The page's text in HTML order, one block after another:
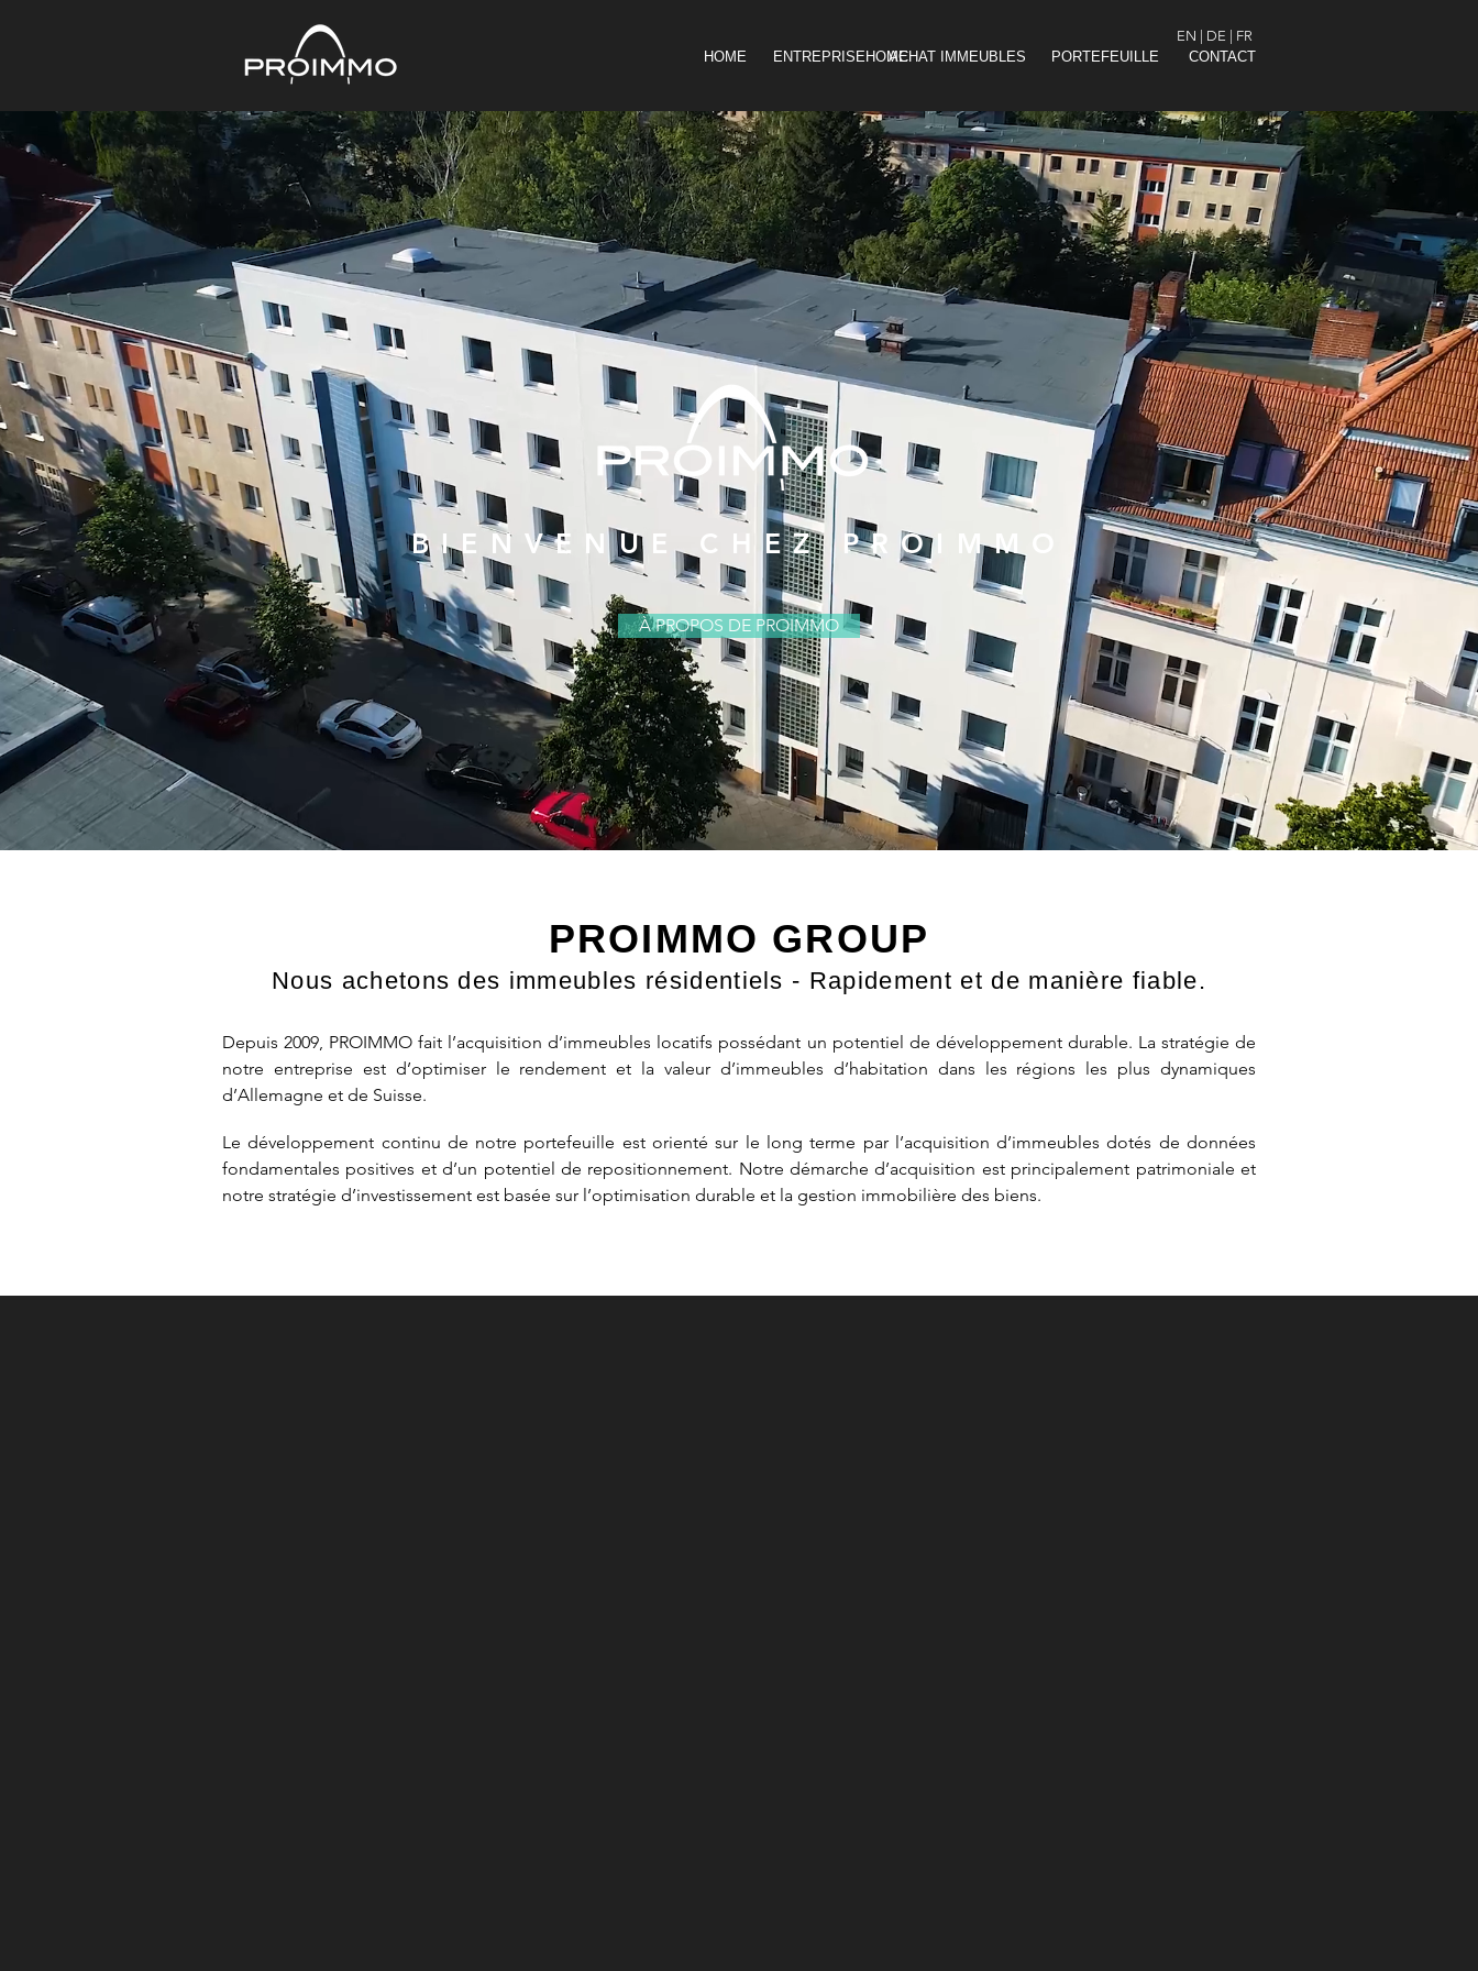
EN DE
FR
HOME
ENTREPRISE ACHAT IMMEUBLES CONTACT
BIENVENUE CHEZ PROIMMO
À PROPOS DE PROIMMO
HOME PORTEFEUILLE
PROIMMO GROUP
Nous achetons des immeubles résidentiels - Rapidement et de manière fiable.
Depuis 2009, PROIMMO fait l’acquisition d’immeubles locatifs possédant un potentiel de développement durable. La stratégie de
notre entreprise est d’optimiser le rendement et la valeur d’immeubles d’habitation dans les régions les plus dynamiques
d’Allemagne et de Suisse.
Le développement continu de notre portefeuille est orienté sur le long terme par l’acquisition d’immeubles dotés de données
fondamentales positives et d’un potentiel de repositionnement. Notre démarche d’acquisition est principalement patrimoniale et
notre stratégie d’investissement est basée sur l’optimisation durable et la gestion immobilière des biens.